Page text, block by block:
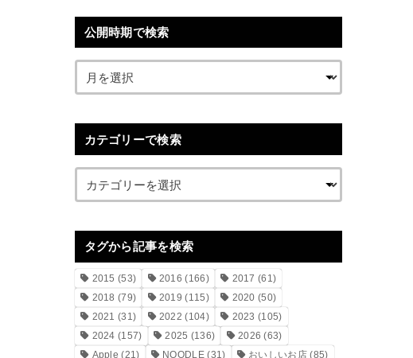
公開時期で検索
カテゴリーで検索
タグから記事を検索
2015 (53) 2016 (166) 2017 (61)
2018 (79) 2019 (115) 2020 (50)
2021 (31) 2022 (104) 2023 (105)
2024 (157) 2025 (136) 2026 (63)
Apple (21) NOODLE (31) おいしいお店 (85)